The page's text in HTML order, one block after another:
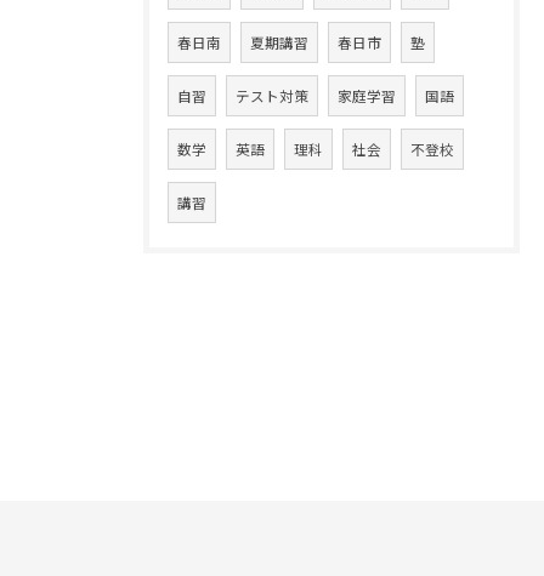
春日南 夏期講習 春日市 塾
自習 テスト対策 家庭学習 国語
数学 英語 理科 社会 不登校
講習